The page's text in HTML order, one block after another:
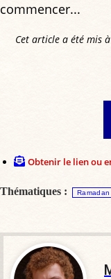
commencer...
Cet article a été mis
Obtenir le lien ou
Thématiques : Ramadan